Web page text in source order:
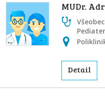
MUDr.
Pediater
Detail